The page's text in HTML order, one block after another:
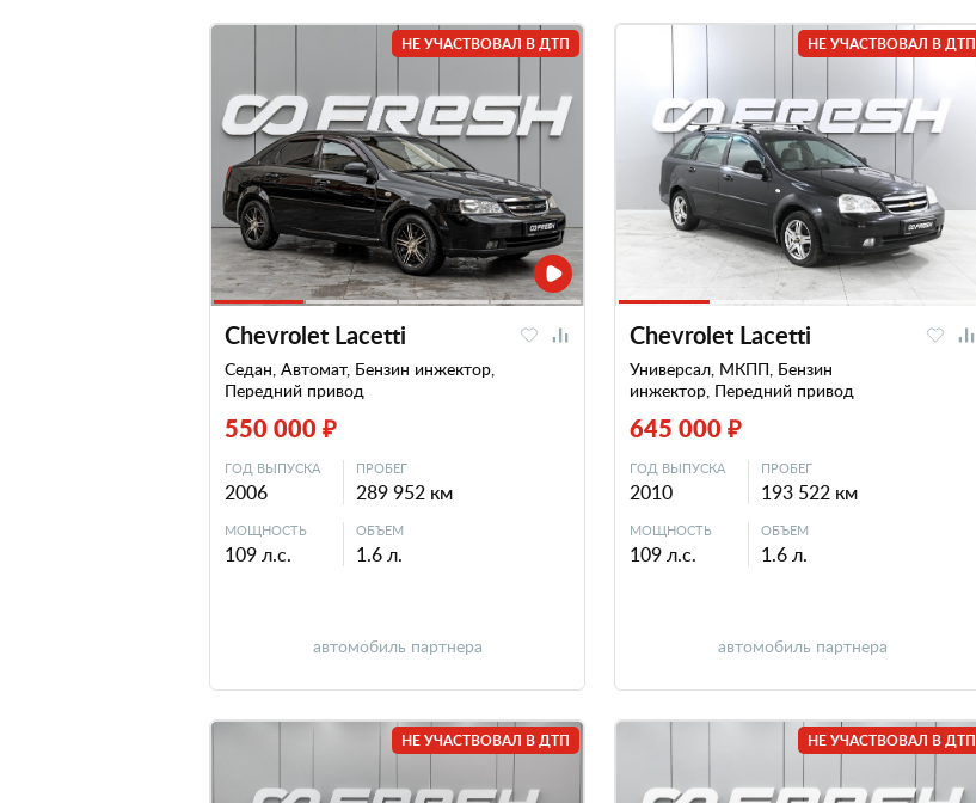
НЕ УЧАСТВОВАЛ В ДТП
Chevrolet Lacetti
Седан, Автомат, Бензин инжектор,
Передний привод
550 000 ₽
ГОД ВЫПУСКА
2006
ПРОБЕГ
289 952 км
МОЩНОСТЬ
109 л.с.
ОБЪЕМ
1.6 л.
автомобиль партнера
НЕ УЧАСТВОВАЛ В ДТП
Chevrolet Lacetti
Универсал, МКПП, Бензин
инжектор, Передний привод
645 000 ₽
ГОД ВЫПУСКА
2010
ПРОБЕГ
193 522 км
МОЩНОСТЬ
109 л.с.
ОБЪЕМ
1.6 л.
автомобиль партнера
НЕ УЧАСТВОВАЛ В ДТП НЕ УЧАСТВОВАЛ В ДТП